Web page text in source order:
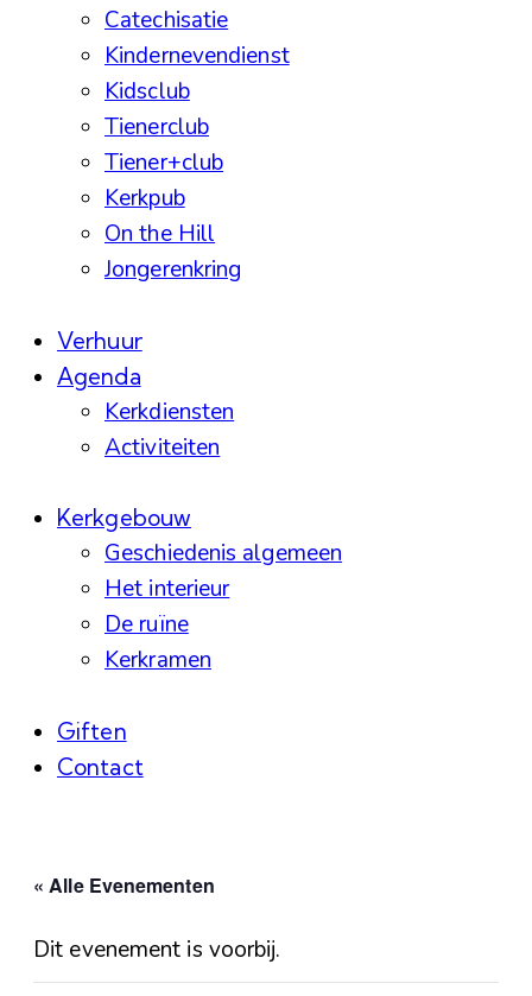
Catechisatie
Kindernevendienst
Kidsclub
Tienerclub
Tiener+club
Kerkpub
On the Hill
Jongerenkring
Verhuur
Agenda
Kerkdiensten
Activiteiten
Kerkgebouw
Geschiedenis algemeen
Het interieur
De ruïne
Kerkramen
Giften
Contact
« Alle Evenementen
Dit evenement is voorbij.